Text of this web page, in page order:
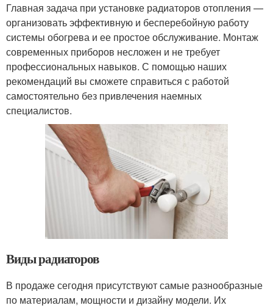
Главная задача при установке радиаторов отопления —
организовать эффективную и бесперебойную работу
системы обогрева и ее простое обслуживание. Монтаж
современных приборов несложен и не требует
профессиональных навыков. С помощью наших
рекомендаций вы сможете справиться с работой
самостоятельно без привлечения наемных
специалистов.
Виды радиаторов
В продаже сегодня присутствуют самые разнообразные
по материалам, мощности и дизайну модели. Их